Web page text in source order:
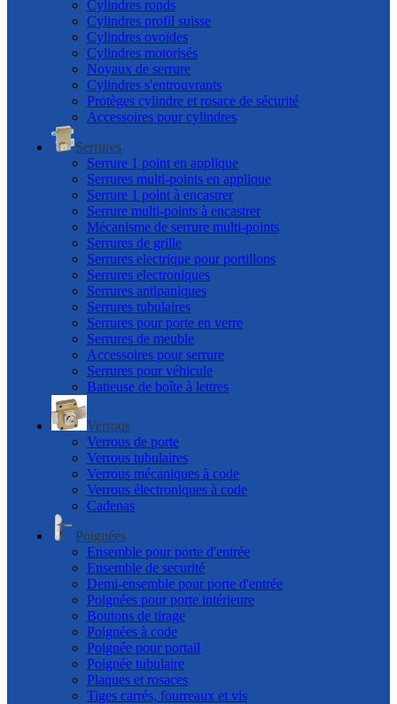
Cylindres ronds
Cylindres profil suisse
Cylindres ovoïdes
Cylindres motorisés
Noyaux de serrure
Cylindres s'entrouvrants
Protèges cylindre et rosace de sécurité
Accessoires pour cylindres
Serrures
Serrure 1 point en applique
Serrures multi-points en applique
Serrure 1 point à encastrer
Serrure multi-points à encastrer
Mécanisme de serrure multi-points
Serrures de grille
Serrures electrique pour portillons
Serrures electroniques
Serrures antipaniques
Serrures tubulaires
Serrures pour porte en verre
Serrures de meuble
Accessoires pour serrure
Serrures pour véhicule
Batteuse de boîte à lettres
Verrous
Verrous de porte
Verrous tubulaires
Verrous mécaniques à code
Verrous électroniques à code
Cadenas
Poignées
Ensemble pour porte d'entrée
Ensemble de securité
Demi-ensemble pour porte d'entrée
Poignées pour porte intérieure
Boutons de tirage
Poignées à code
Poignée pour portail
Poignée tubulaire
Plaques et rosaces
Tiges carrés, fourreaux et vis